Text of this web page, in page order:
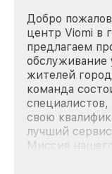
Добро
центр Viomi в
предлагаем
обслуживание
жителей
команда
свою
лучший
Миссия